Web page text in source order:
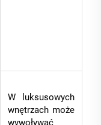
W luksusowych
wnętrzach może
wywoływać